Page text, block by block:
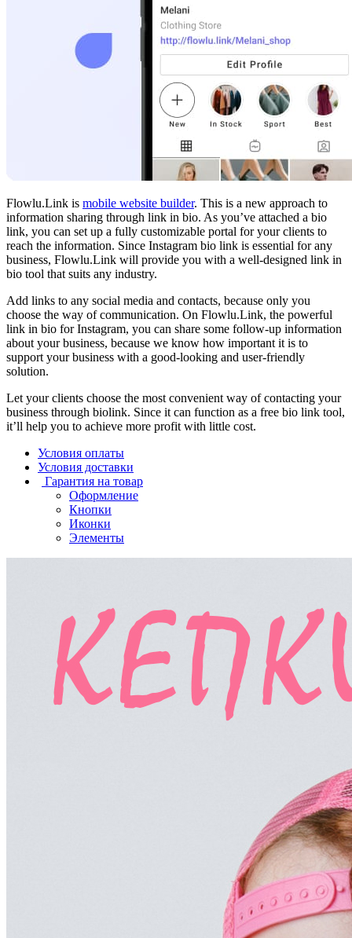
Flowlu.Link is mobile website builder. This is a new approach to
information sharing through link in bio. As you’ve attached a bio
link, you can set up a fully customizable portal for your clients to
reach the information. Since Instagram bio link is essential for any
business, Flowlu.Link will provide you with a well-designed link in
bio tool that suits any industry.
Add links to any social media and contacts, because only you
choose the way of communication. On Flowlu.Link, the powerful
link in bio for Instagram, you can share some follow-up information
about your business, because we know how important it is to
support your business with a good-looking and user-friendly
solution.
Let your clients choose the most convenient way of contacting your
business through biolink. Since it can function as a free bio link tool,
it’ll help you to achieve more profit with little cost.
Условия оплаты
Условия доставки
Гарантия на товар
Оформление
Кнопки
Иконки
Элементы